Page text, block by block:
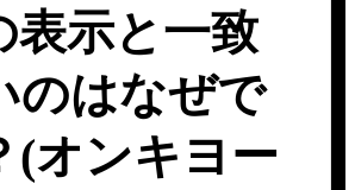
表示と一致
のはなぜで
(オンキヨー